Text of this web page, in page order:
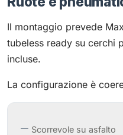
Il montaggio prevede
tubeless ready su cerchi
incluse.
La configurazione è
Scorrevole su asfalto